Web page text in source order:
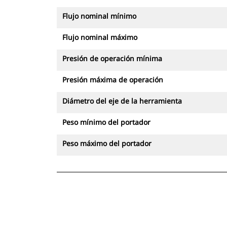
Flujo nominal mínimo
Flujo nominal máximo
Presión de operación mínima
Presión máxima de operación
Diámetro del eje de la herramienta
Peso mínimo del portador
Peso máximo del portador